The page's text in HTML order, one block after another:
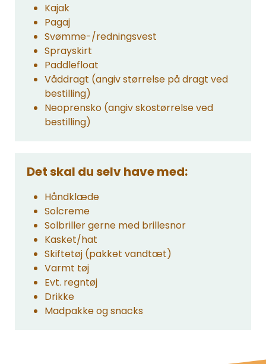
Kajak
Pagaj
Svømme-/redningsvest
Sprayskirt
Paddlefloat
Våddragt (angiv størrelse på dragt ved
bestilling)
Neoprensko (angiv skostørrelse ved
bestilling)
Det skal du selv have med:
Håndklæde
Solcreme
Solbriller gerne med brillesnor
Kasket/hat
Skiftetøj (pakket vandtæt)
Varmt tøj
Evt. regntøj
Drikke
Madpakke og snacks